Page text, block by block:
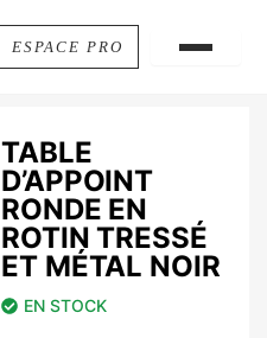
ESPACE PRO
TABLE
D’APPOINT
RONDE EN
ROTIN TRESSÉ
ET MÉTAL NOIR
EN STOCK